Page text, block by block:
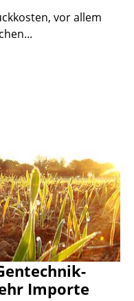
vor allem
Importe